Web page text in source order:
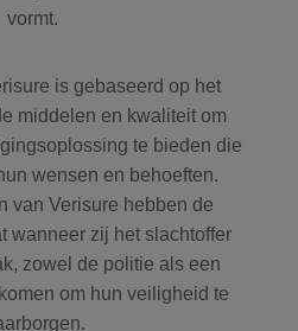
vormt.
is gebaseerd op het
middelen en kwaliteit om
te bieden die
wensen en behoeften.
van Verisure hebben de
wanneer zij het slachtoffer
zowel de politie als een
om hun veiligheid te